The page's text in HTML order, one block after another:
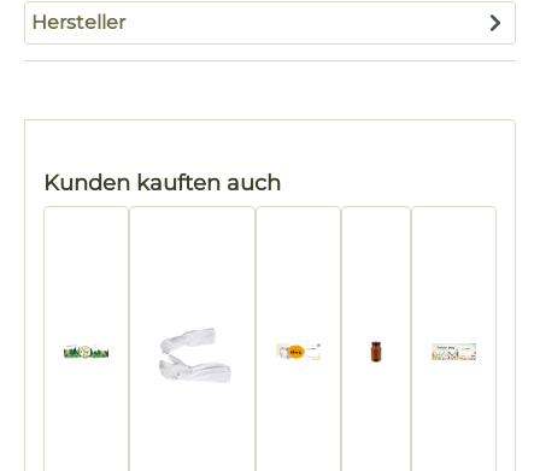
Hersteller
Produktgalerie überspringen
Kunden kauften auch